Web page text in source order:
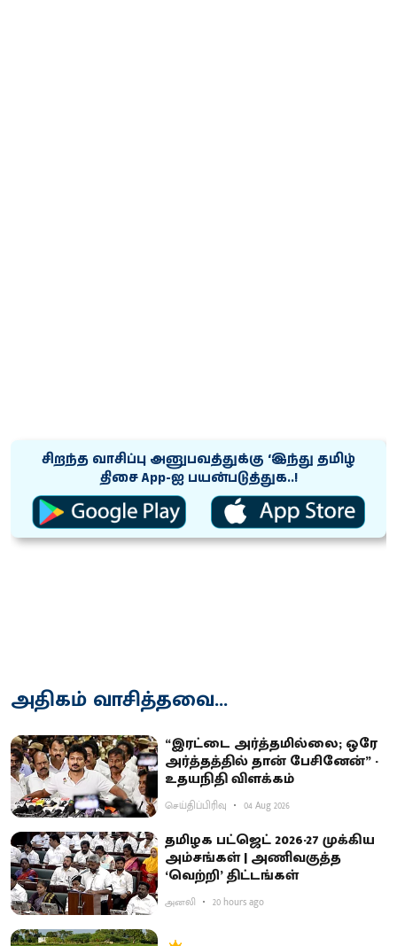
சிறந்த வாசிப்பு அனுபவத்துக்கு ‘இந்து தமிழ்
திசை App-ஐ பயன்படுத்துக..!
அதிகம் வாசித்தவை...
“இரட்டை அர்த்தமில்லை; ஒரே
அர்த்தத்தில் தான் பேசினேன்” -
உதயநிதி விளக்கம்
செய்திப்பிரிவு 04 Aug 2026
தமிழக பட்ஜெட் 2026-27 முக்கிய
அம்சங்கள் | அணிவகுத்த
‘வெற்றி’ திட்டங்கள்
அனலி 20 hours ago